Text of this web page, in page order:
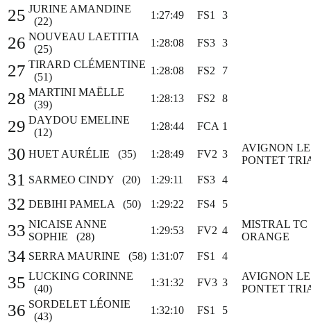
25 JURINE AMANDINE
(22)
1:27:49 FS1 3
26 NOUVEAU LAETITIA
(25)
1:28:08 FS3 3
27 TIRARD CLÉMENTINE
(51)
1:28:08 FS2 7
28 MARTINI MAËLLE
(39)
1:28:13 FS2 8
29 DAYDOU EMELINE
(12)
1:28:44 FCA 1
30 HUET AURÉLIE (35) 1:28:49 FV2 3
AVIGNON LE
PONTET
31 SARMEO CINDY (20) 1:29:11 FS3 4
32 DEBIHI PAMELA (50) 1:29:22 FS4 5
33 NICAISE ANNE
SOPHIE (28)
1:29:53 FV2 4
MISTRAL TC
ORANGE
34 SERRA MAURINE (58) 1:31:07 FS1 4
35 LUCKING CORINNE
(40)
1:31:32 FV3 3
AVIGNON LE
PONTET
36 SORDELET LÉONIE
(43)
1:32:10 FS1 5